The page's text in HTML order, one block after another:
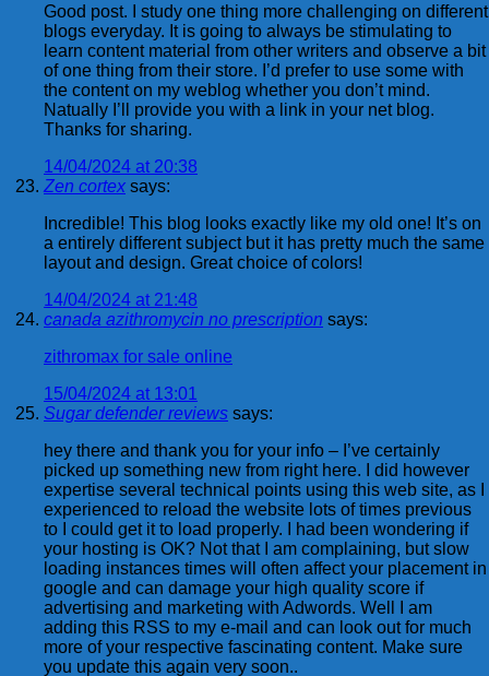
Good post. I study one thing more challenging on different
blogs everyday. It is going to always be stimulating to
learn content material from other writers and observe a bit
of one thing from their store. I’d prefer to use some with
the content on my weblog whether you don’t mind.
Natually I’ll provide you with a link in your net blog.
Thanks for sharing.
14/04/2024 at 20:38
Zen cortex says:
Incredible! This blog looks exactly like my old one! It’s on
a entirely different subject but it has pretty much the same
layout and design. Great choice of colors!
14/04/2024 at 21:48
canada azithromycin no prescription says:
zithromax for sale online
15/04/2024 at 13:01
Sugar defender reviews says:
hey there and thank you for your info – I’ve certainly
picked up something new from right here. I did however
expertise several technical points using this web site, as I
experienced to reload the website lots of times previous
to I could get it to load properly. I had been wondering if
your hosting is OK? Not that I am complaining, but slow
loading instances times will often affect your placement in
google and can damage your high quality score if
advertising and marketing with Adwords. Well I am
adding this RSS to my e-mail and can look out for much
more of your respective fascinating content. Make sure
you update this again very soon..